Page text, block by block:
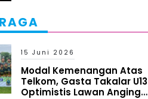
15 Juni 2026
Modal Kemenangan Atas
Telkom, Gasta Takalar U13
Optimistis Lawan Anging